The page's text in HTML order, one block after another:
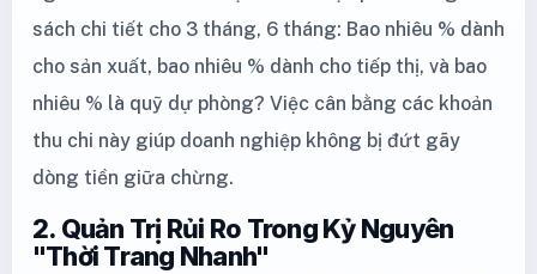
sách chi tiết cho 3 tháng, 6 tháng: Bao nhiêu % dành
cho sản xuất, bao nhiêu % dành cho tiếp thị, và bao
nhiêu % là quỹ dự phòng? Việc cân bằng các khoản
thu chi này giúp doanh nghiệp không bị đứt gãy
dòng tiền giữa chừng.
2. Quản Trị Rủi Ro Trong Kỷ Nguyên
"Thời Trang Nhanh"